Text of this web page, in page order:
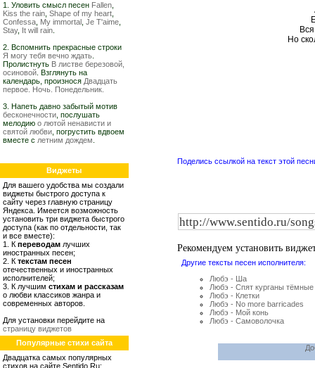
1. Уловить смысл песен Fallen
Kiss the rain Shape of my heart
Confessa My immortal Je T'aime
Stay, It will rain
2. Вспомнить прекрасные строки
Я могу тебя вечно ждать
Пролистнуть В листве березовой,
осиновой . Взглянуть на
календарь, произнося Двадцать
первое. Ночь. Понедельник.
3. Напеть давно забытый мотив
бесконечности , послушать
мелодию о лютой ненависти и
святой любви , погрустить вдвоем
вместе с летним дождем
Виджеты
Для вашего удобства мы создали
виджеты быстрого доступа к
сайту через главную страницу
Яндекса. Имеется возможность
установить три виджета быстрого
доступа (как по отдельности, так
и все вместе):
1. К переводам лучших
иностранных песен;
2. К текстам песен
отечественных и иностранных
исполнителей;
3. К лучшим стихам и рассказам
о любви классиков жанра и
современных авторов.
Для установки перейдите на
страницу виджетов
Популярные стихи сайта
Двадцатка самых популярных
стихов на сайте Sentido.Ru:
Но
Поделись ссылкой на текст этой
Рекомендуем установить
Другие тексты песен исполнителя:
Любэ - Ша
Любэ - Спят курганы тёмные
Любэ - Клетки
Любэ - No more barricades
Любэ - Мой конь
Любэ - Самоволочка